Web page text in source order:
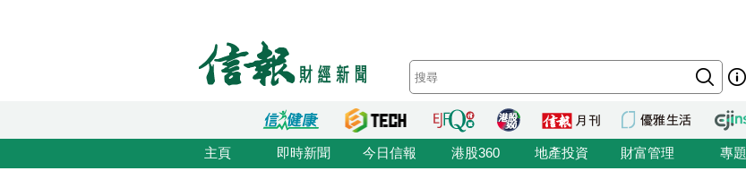
主頁 即時新聞 今日信報 港股360 地產投資 財富管理 專題